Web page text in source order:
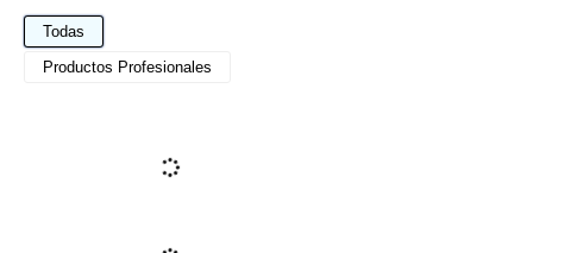
Todas
Productos Profesionales